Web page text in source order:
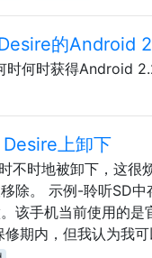
的Android
何时获得Android
上卸下
不时地被卸下，这很
除。 示例-聆听SD
该手机当前使用的
期内，但我认为我